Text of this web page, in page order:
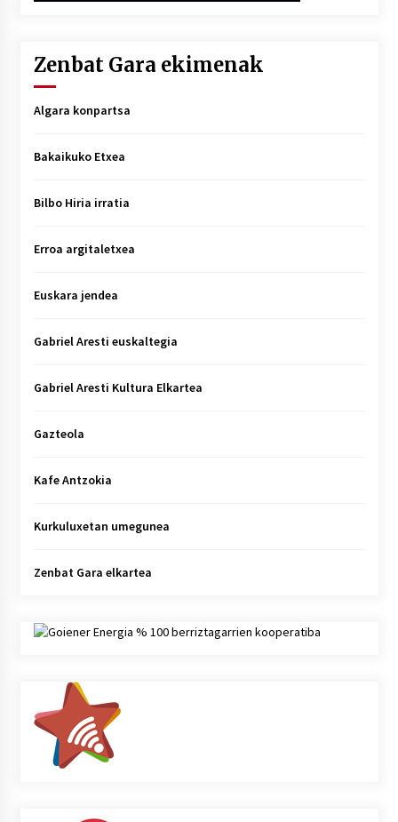
Zenbat Gara ekimenak
Algara konpartsa
Bakaikuko Etxea
Bilbo Hiria irratia
Erroa argitaletxea
Euskara jendea
Gabriel Aresti euskaltegia
Gabriel Aresti Kultura Elkartea
Gazteola
Kafe Antzokia
Kurkuluxetan umegunea
Zenbat Gara elkartea